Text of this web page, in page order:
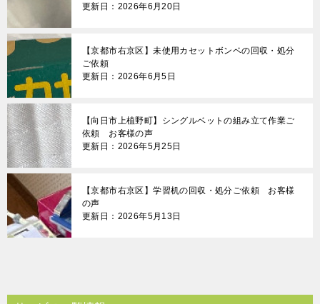
更新日：2026年6月20日
【京都市右京区】未使用カセットボンベの回収・処分
ご依頼
更新日：2026年6月5日
【向日市上植野町】シングルベットの組み立て作業ご
依頼 お客様の声
更新日：2026年5月25日
【京都市右京区】学習机の回収・処分ご依頼 お客様
の声
更新日：2026年5月13日